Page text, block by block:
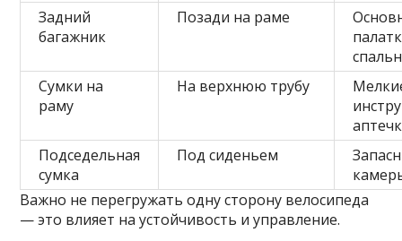
Задний
багажник
Позади на раме
Сумки на
раму
На верхнюю трубу
Подседельная
сумка
Под сиденьем
Важно не перегружать одну сторону велосипеда
— это влияет на устойчивость и управление.